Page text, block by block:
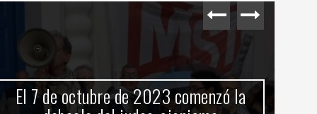
El 7 de octubre de 2023 comenzó la